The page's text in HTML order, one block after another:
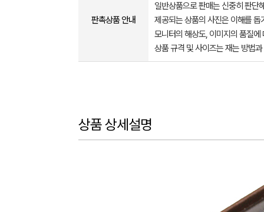
판촉상품 안내
일반상품으로 판매는 신중히 판단
제공되는 상품의 사진은 이해를
모니터의 해상도, 이미지의 품질
상품 규격 및 사이즈는 재는 방법
상품 상세설명